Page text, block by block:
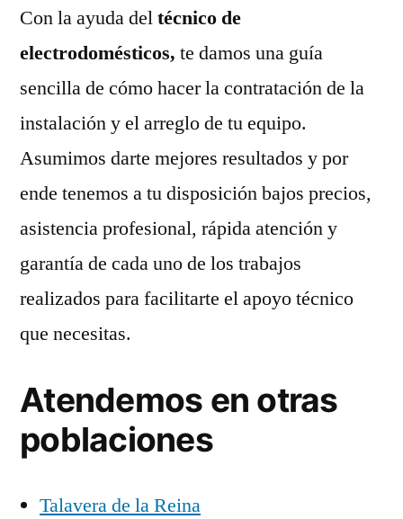
Con la ayuda deltécnico de
electrodomésticos, te damos una guía
sencilla de cómo hacer la contratación de la
instalación y el arreglo de tu equipo.
Asumimos darte mejores resultados y por
ende tenemos a tu disposición bajos precios,
asistencia profesional, rápida atención y
garantía de cada uno de los trabajos
realizados para facilitarte el apoyo técnico
que necesitas.
Atendemos en otras
poblaciones
Talavera de la Reina